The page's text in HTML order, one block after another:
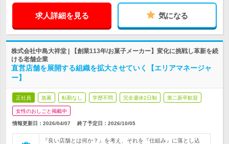
求人詳細を見る 気になる
株式会社中島大祥堂 | 【創業113年/お菓子メーカー】変化に挑戦し革新を続
ける老舗企業
直営店舗を展開する組織を拡大させていく【エリアマネージャ
ー】
正社員 急募 転勤なし 学歴不問 完全週休2日制 第二新卒歓迎
女性のおしごと掲載中
情報更新日：2026/04/07 終了予定日： 2026/10/05
『良い店舗とは何か？』を考え、それを『仕組み』に落とし込